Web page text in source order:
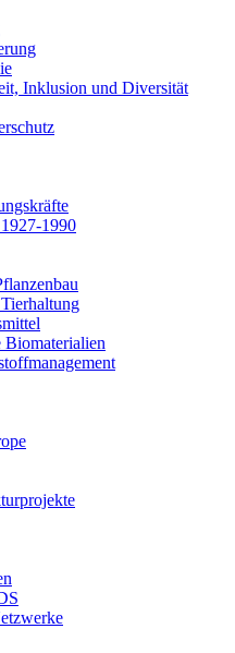
Inklusion und Diversität
1990